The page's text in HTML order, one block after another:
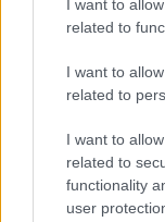
I want to
related to
I want to
related to
I want to
related to
functionality
user